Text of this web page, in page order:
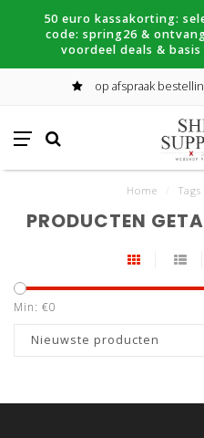
50 euro kassakorting:
code: spring26 &
voordeel deals &
op afspraak
Home Tags
PRODUCTEN
Min: €0
Nieuwste producten